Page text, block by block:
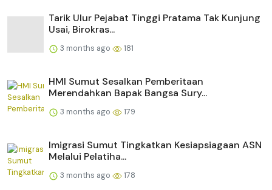
Tarik Ulur Pejabat Tinggi Pratama Tak Kunjung
Usai, Birokras...
3 months ago 181
HMI Sumut Sesalkan Pemberitaan
Merendahkan Bapak Bangsa Sury...
3 months ago 179
Imigrasi Sumut Tingkatkan Kesiapsiagaan ASN
Melalui Pelatiha...
3 months ago 178